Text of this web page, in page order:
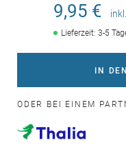
9,95 €
Lieferzeit: 3-5
IN
ODER BEI EINEM